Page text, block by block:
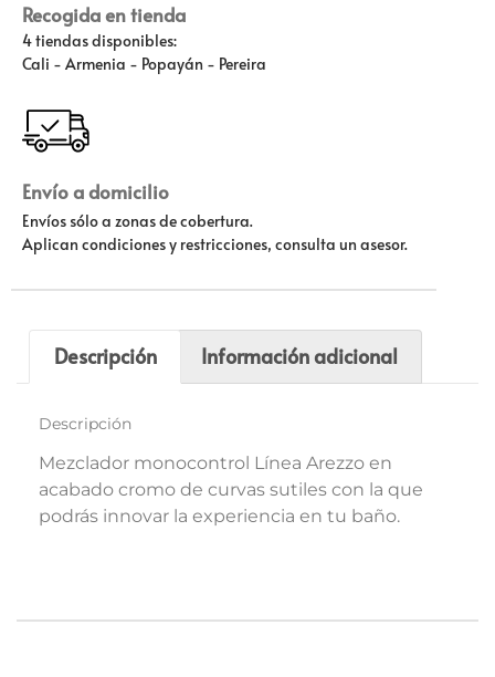
Recogida en tienda
4 tiendas disponibles:
Cali - Armenia - Popayán - Pereira
Envío a domicilio
Envíos sólo a zonas de cobertura.
Aplican condiciones y restricciones, consulta un asesor.
Descripción Información adicional
Descripción
Mezclador monocontrol Línea Arezzo en
acabado cromo de curvas sutiles con la que
podrás innovar la experiencia en tu baño.